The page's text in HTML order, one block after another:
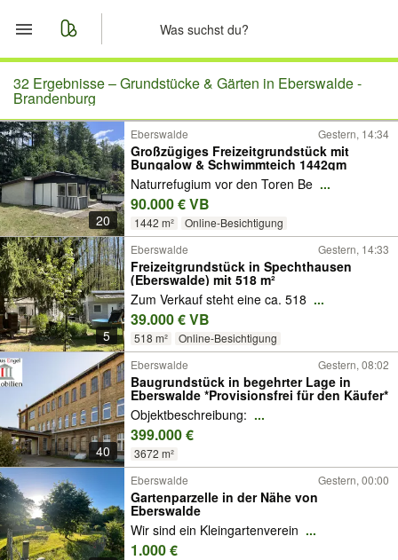
Start
Merkliste
Nachrichten
Anzeige aufgeben
32 Ergebnisse –Grundstücke & Gärten in Eberswalde -
Brandenburg
20
Eberswalde Gestern, 14:34
Großzügiges Freizeitgrundstück mit
Bungalow & Schwimmteich 1442qm
Naturrefugium vor den Toren Be ...
90.000 € VB
1442 m² Online-Besichtigung
5
Eberswalde Gestern, 14:33
Freizeitgrundstück in Spechthausen
(Eberswalde) mit 518 m²
Zum Verkauf steht eine ca. 518 ...
39.000 € VB
518 m² Online-Besichtigung
40
Eberswalde Gestern, 08:02
Baugrundstück in begehrter Lage in
Eberswalde *Provisionsfrei für den Käufer*
Objektbeschreibung: ...
399.000 €
3672 m²
Eberswalde Gestern, 00:00
Gartenparzelle in der Nähe von
Eberswalde
Wir sind ein Kleingartenverein ...
1.000 €